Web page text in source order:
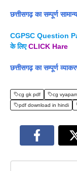
छत्तीसगढ़ का सम्पूर्ण
CGPSC Question
के लिए CLICK Hare
छत्तीसगढ़ का सम्पूर्ण
cg gk pdf cg
pdf download in hindi